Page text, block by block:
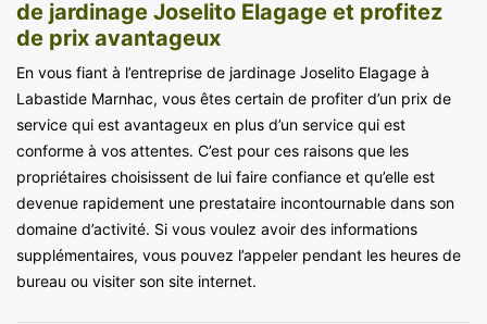
de jardinage Joselito Elagage et profitez
de prix avantageux
En vous fiant à l’entreprise de jardinage Joselito Elagage à
Labastide Marnhac, vous êtes certain de profiter d’un prix de
service qui est avantageux en plus d’un service qui est
conforme à vos attentes. C’est pour ces raisons que les
propriétaires choisissent de lui faire confiance et qu’elle est
devenue rapidement une prestataire incontournable dans son
domaine d’activité. Si vous voulez avoir des informations
supplémentaires, vous pouvez l’appeler pendant les heures de
bureau ou visiter son site internet.